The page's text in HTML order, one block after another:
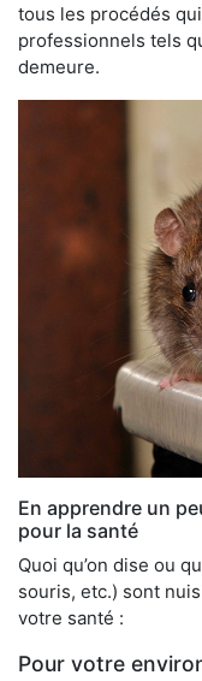
tous les procédés
professionnels tels
demeure.
En apprendre un
pour la santé
Quoi qu’on dise ou
souris, etc.) sont
votre santé :
Pour votre